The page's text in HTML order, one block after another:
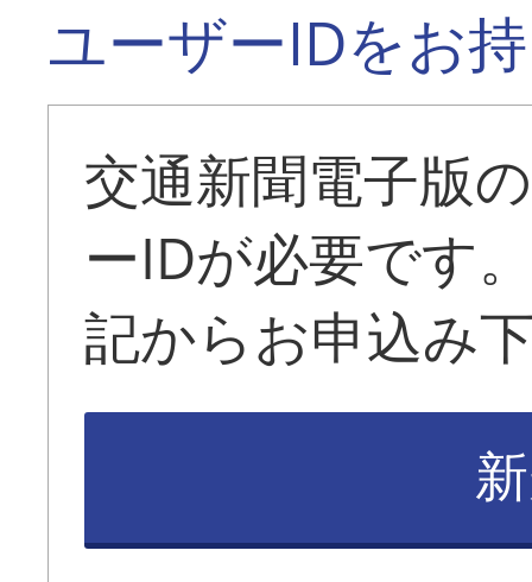
ユーザーIDをお
交通新聞電子版
ーIDが必要です
記からお申込み